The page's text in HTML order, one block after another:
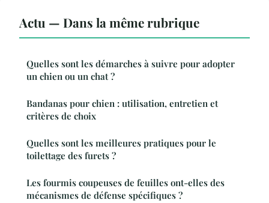
Actu — Dans la même rubrique
Quelles sont les démarches à suivre pour adopter
un chien ou un chat ?
Bandanas pour chien : utilisation, entretien et
critères de choix
Quelles sont les meilleures pratiques pour le
toilettage des furets ?
Les fourmis coupeuses de feuilles ont-elles des
mécanismes de défense spécifiques ?